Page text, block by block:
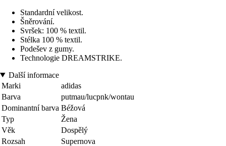
Standardní velikost.
Šněrování.
Svršek: 100 % textil.
Stélka 100 % textil.
Podešev z gumy.
Technologie DREAMSTRIKE.
Další informace
Marki
adidas
Barva
putmau/lucpnk/wontau
Dominantní barva Béžová
Typ
Žena
Věk
Dospělý
Rozsah
Supernova